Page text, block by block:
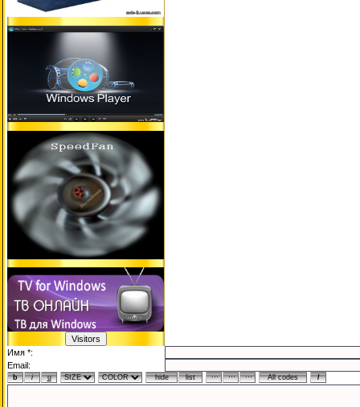
Имя *:
Email: